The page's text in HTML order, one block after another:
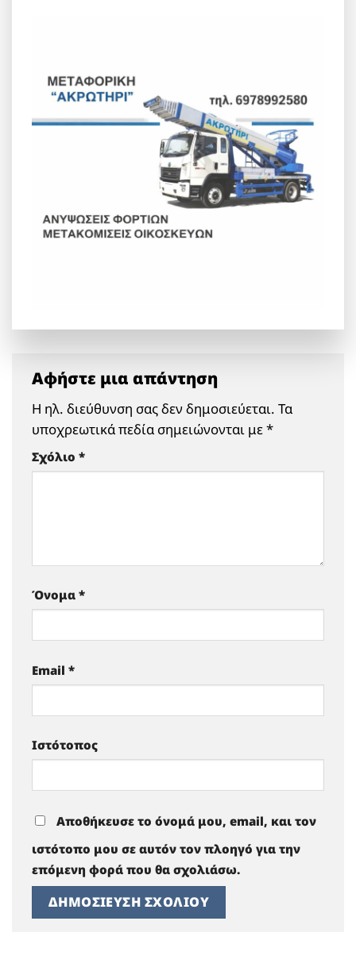
Αφήστε μια απάντηση
Η ηλ. διεύθυνση σας δεν δημοσιεύεται. Τα
υποχρεωτικά πεδία σημειώνονται με*
Σχόλιο *
Όνομα *
Email *
Ιστότοπος
Αποθήκευσε το όνομά μου, email, και τον
ιστότοπο μου σε αυτόν τον πλοηγό για την
επόμενη φορά που θα σχολιάσω.